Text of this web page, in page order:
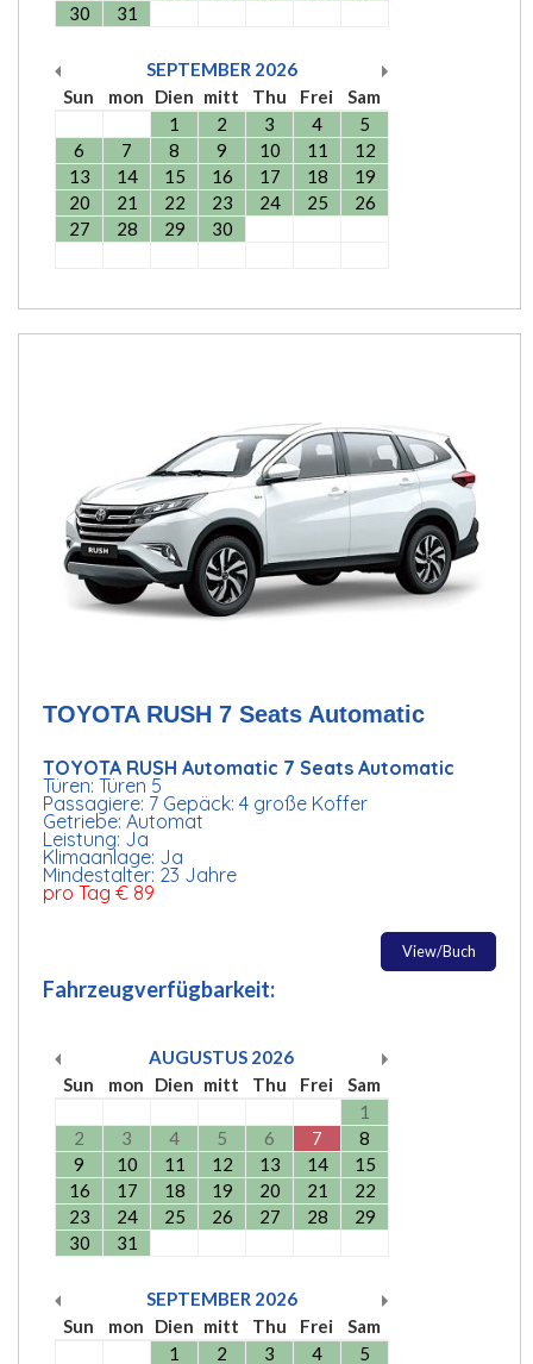
30
31
SEPTEMBER 2026
Sun
mon Dien mitt Thu Frei
Sam
1
2 3 4
5
6
7 8 9 10 11
12
13
14 15 16 17 18
19
20
21 22 23 24 25
26
27
28 29 30
TOYOTA RUSH 7 Seats Automatic
TOYOTA RUSH Automatic 7 Seats Automatic
Türen: Türen 5
Passagiere: 7 Gepäck: 4 große Koffer
Getriebe: Automat
Leistung: Ja
Klimaanlage: Ja
Mindestalter: 23 Jahre
pro Tag € 89
View/Buch
Fahrzeugverfügbarkeit:
AUGUSTUS 2026
Sun
mon Dien mitt Thu Frei
Sam
1
2
3 4 5 6 7
8
9
10 11 12 13 14
15
16
17 18 19 20 21
22
23
24 25 26 27 28
29
30
31
SEPTEMBER 2026
Sun
mon Dien mitt Thu Frei
Sam
1
2 3 4 5